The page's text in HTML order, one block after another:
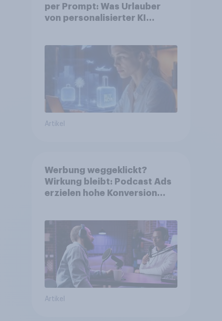
per Prompt: Was Urlauber
von personalisierter KI
bereits genutzt werden
Artikel
Werbung weggeklickt?
Wirkung bleibt: Podcast Ads
erzielen hohe Konversion
Artikel